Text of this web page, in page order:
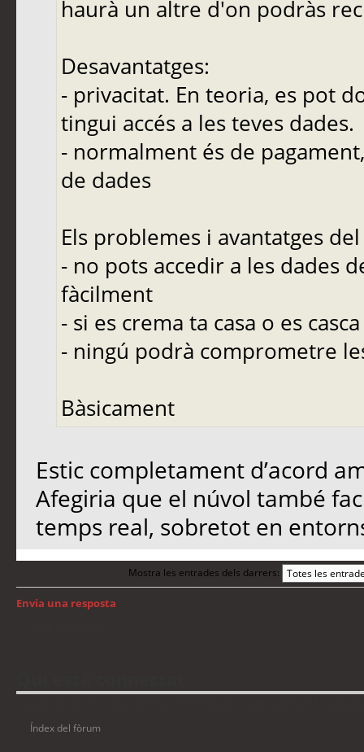
haurà un altre d'on podràs
Desavantatges:
- privacitat. En teoria, es pot
tingui accés a les teves dades.
- normalment és de
de dades
Els problemes i avantatges
- no pots accedir a les dades
fàcilment
- si es crema ta casa o es
- ningú podrà comprometre
Bàsicament
Estic completament d’acord
Afegiria que el núvol també
temps real, sobretot en
Mostra les entrades dels darrers:
Envia una resposta
Índex del fòrum